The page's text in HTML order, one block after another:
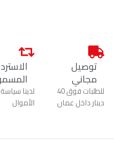
توصيل
مجاني
للطلبات فوق 40
دينار داخل عمان
لدينا
الأموال